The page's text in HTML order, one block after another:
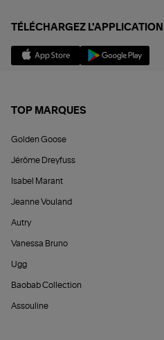
TÉLÉCHARGEZ L'APPLICATION
TOP MARQUES
Golden Goose
Jérôme Dreyfuss
Isabel Marant
Jeanne Vouland
Autry
Vanessa Bruno
Ugg
Baobab Collection
Assouline